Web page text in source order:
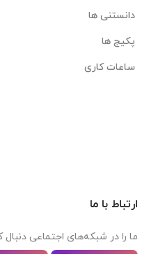
دانستنی ها
پکیج ها
ساعات کاری
ارتباط با ما
ما را در شبکه‌های اجتماعی دنبال